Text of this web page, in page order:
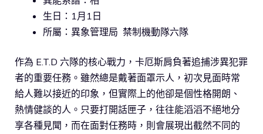
生日：1月1日
所屬：異象管理局 禁制機動隊六隊
作為 E.T.D 六隊的核心戰力，卡厄斯肩負著追捕涉異犯罪
者的重要任務。雖然總是戴著面罩示人，初次見面時常
給人難以接近的印象，但實際上的他卻是個性格開朗、
熱情健談的人。只要打開話匣子，往往能滔滔不絕地分
享各種見聞，而在面對任務時，則會展現出截然不同的